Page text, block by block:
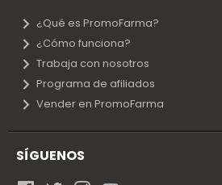
¿Qué es PromoFarma?
¿Cómo funciona?
Trabaja con nosotros
Programa de afiliados
Vender en PromoFarma
SÍGUENOS